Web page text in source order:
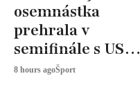
osemnástka
prehrala v
semifinále s USA,
zabojuje o BRONZ
8 hours agoŠport